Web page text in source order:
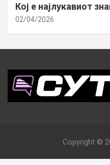
Кој е најлукавиот
02/04/2026
Copyright ©